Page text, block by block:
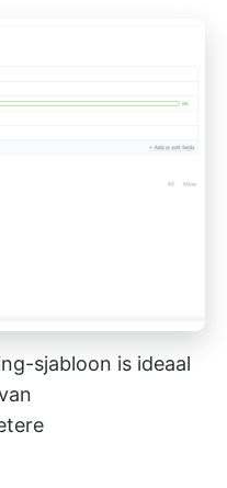
sjabloon is ideaal